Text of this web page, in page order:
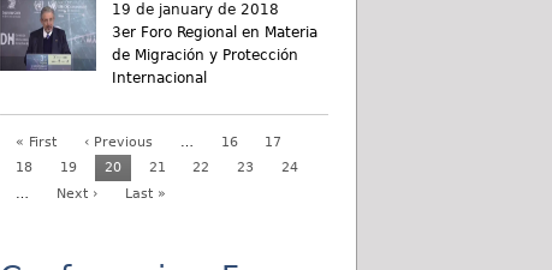
19 de january de 2018
3er Foro Regional en Materia
de Migración y Protección
Internacional
« First ‹ Previous … 16
17
18
19 20 21 22 23
24
…
Next › Last »